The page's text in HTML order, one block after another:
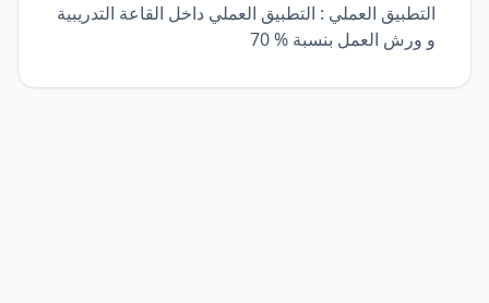
التطبيق العملي : التطبيق العملي داخل القاعة التدريبية
و ورش العمل بنسبة % 70